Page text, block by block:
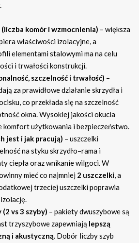
komór i wzmocnienia) – większa
właściwości izolacyjne, a
elementami stalowymi ma na celu
i trwałości konstrukcji.
szczelność i trwałość) –
za prawidłowe działanie skrzydła i
co przekłada się na szczelność
okna. Wysokiej jakości okucia
komfort użytkowania i bezpieczeństwo.
jest i jak pracują) – uszczelki
na styku skrzydło–rama i
ciepła oraz wnikanie wilgoci. W
mieć co najmniej 2 uszczelki, a
trzeciej uszczelki poprawia
vs 3 szyby) – pakiety dwuszybowe są
trzyszybowe zapewniają lepszą
i akustyczną. Dobór liczby szyb